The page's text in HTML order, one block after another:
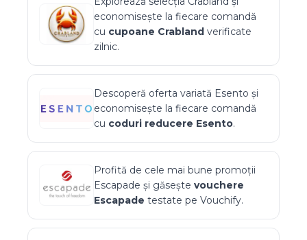
economisește la fiecare comandă
cu cupoane Crabland verificate
zilnic.
Descoperă oferta variată Esento și
economisește la fiecare comandă
cu coduri reducere Esento.
Profită de cele mai bune promoții
Escapade și găsește vouchere
Escapade testate pe Vouchify.